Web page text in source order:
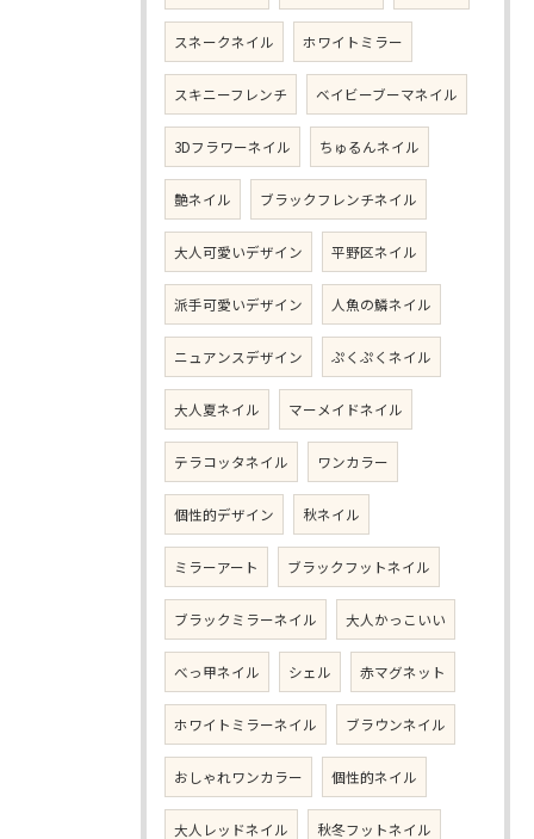
スネークネイル ホワイトミラー
スキニーフレンチ ベイビーブーマネイル
3Dフラワーネイル ちゅるんネイル
艶ネイル ブラックフレンチネイル
大人可愛いデザイン 平野区ネイル
派手可愛いデザイン 人魚の鱗ネイル
ニュアンスデザイン ぷくぷくネイル
大人夏ネイル マーメイドネイル
テラコッタネイル ワンカラー
個性的デザイン 秋ネイル
ミラーアート ブラックフットネイル
ブラックミラーネイル 大人かっこいい
べっ甲ネイル シェル 赤マグネット
ホワイトミラーネイル ブラウンネイル
おしゃれワンカラー 個性的ネイル
大人レッドネイル 秋冬フットネイル